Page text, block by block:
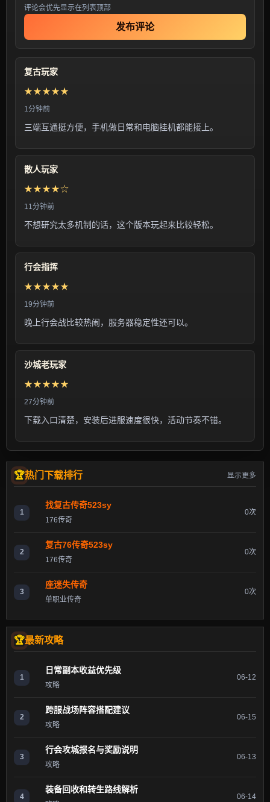
评论会优先显示在列表顶部
发布评论
复古玩家
★★★★★
1分钟前
三端互通挺方便，手机做日常和电脑挂机都能接上。
散人玩家
★★★★☆
11分钟前
不想研究太多机制的话，这个版本玩起来比较轻松。
行会指挥
★★★★★
19分钟前
晚上行会战比较热闹，服务器稳定性还可以。
沙城老玩家
★★★★★
27分钟前
下载入口清楚，安装后进服速度很快，活动节奏不错。
热门下载排行 显示更多
1
找复古传奇523sy
176传奇
0次
2
复古76传奇523sy
176传奇
0次
3
座迷失传奇
单职业传奇
0次
最新攻略
1
日常副本收益优先级
攻略
06-12
2
跨服战场阵容搭配建议
攻略
06-15
3
行会攻城报名与奖励说明
攻略
06-13
4
装备回收和转生路线解析
06-14